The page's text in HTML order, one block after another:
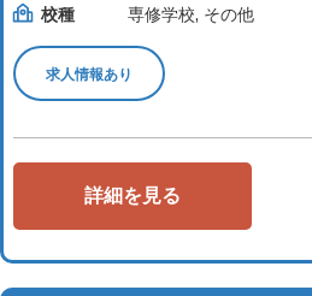
校種
専修学校, その他
求人情報あり
詳細を見る